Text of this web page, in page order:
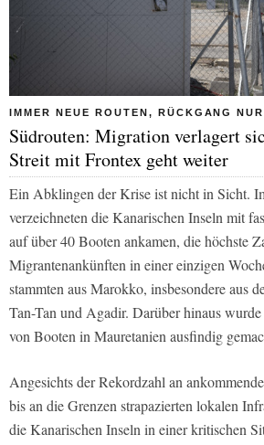
IMMER NEUE ROUTEN, RÜCKGANG
Südrouten: Migration verlagert
Streit mit Frontex geht weiter
Ein Abklingen der Krise ist nicht in Sicht.
verzeichneten die Kanarischen Inseln mit
auf über 40 Booten ankamen, die höchste
Migrantenankünften in einer einzigen
stammten aus Marokko, insbesondere aus
Tan-Tan und Agadir. Darüber hinaus
von Booten in Mauretanien ausfindig
Angesichts der Rekordzahl an
bis an die Grenzen strapazierten lokalen
die Kanarischen Inseln in einer kritischen